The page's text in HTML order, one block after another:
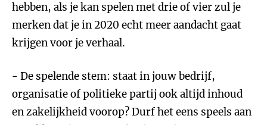
hebben, als je kan spelen met drie of vier zul je
merken dat je in 2020 echt meer aandacht gaat
krijgen voor je verhaal.
- De spelende stem: staat in jouw bedrijf,
organisatie of politieke partij ook altijd inhoud
en zakelijkheid voorop? Durf het eens speels aan